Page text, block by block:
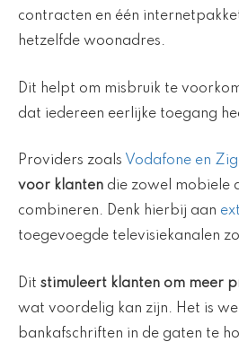
contracten en één
hetzelfde woonadres.
Dit helpt om misbruik te
dat iedereen eerlijke toegang
Providers zoals Vodafone en
voor klanten die zowel mobiele
combineren. Denk hierbij aan
toegevoegde televisiekanalen
Dit stimuleert klanten om meer
wat voordelig kan zijn. Het is
bankafschriften in de gaten te